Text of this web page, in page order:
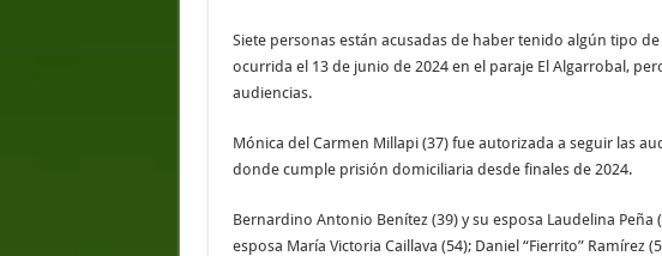
Siete personas están acusadas de haber tenido algún tipo
ocurrida el 13 de junio de 2024 en el paraje El Algarrobal,
audiencias.
Mónica del Carmen Millapi (37) fue autorizada a seguir las
donde cumple prisión domiciliaria desde finales de 2024.
Bernardino Antonio Benítez (39) y su esposa Laudelina Peña
esposa María Victoria Caillava (54); Daniel “Fierrito” Ramírez